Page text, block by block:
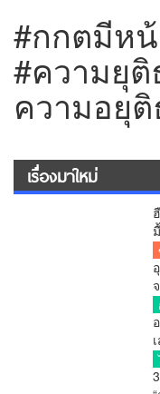
#กกตมีห
#ความยุ
ความอยุติ
เรื่องมาใหม่